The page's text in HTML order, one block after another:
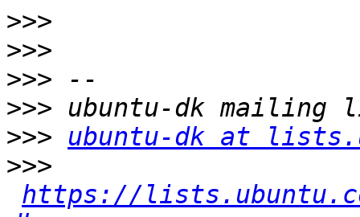
>>>
>>>
>>>
>>>
>>>
ubuntu-dk at
>>>
https://